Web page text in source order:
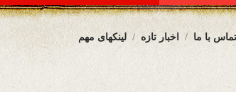
لینکهای مهم اخبار تازه تماس با ما